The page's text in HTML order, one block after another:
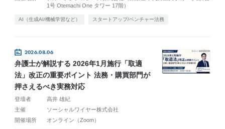
1号 Otemachi One タワー 17階）
AI（生成AI/機械学習など） スタートアップ/ベンチャー法務
2026.08.06
弁護士が解説する 2026年1月施行「取適
法」改正の重要ポイント 法務・購買部門が
押さえるべき実務対応
登壇者
高井 雄紀
主催
ソーシャルワイヤー株式会社
開催場所
オンライン（Zoom）